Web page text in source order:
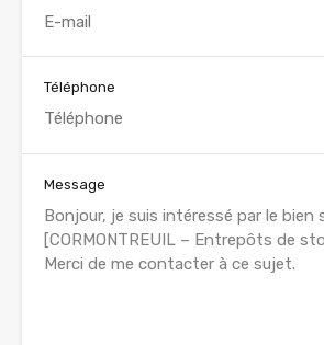
Téléphone
Message